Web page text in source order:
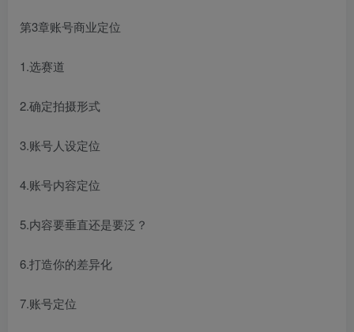
第3章账号商业定位
1.选赛道
2.确定拍摄形式
3.账号人设定位
4.账号内容定位
5.内容要垂直还是要泛？
6.打造你的差异化
7.账号定位